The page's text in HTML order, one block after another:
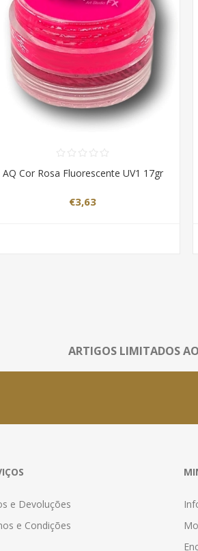
AQ Cor Rosa Fluorescente UV1 17gr
€3,63
ARTIGOS LIMITADOS
e Devoluções
e Condições